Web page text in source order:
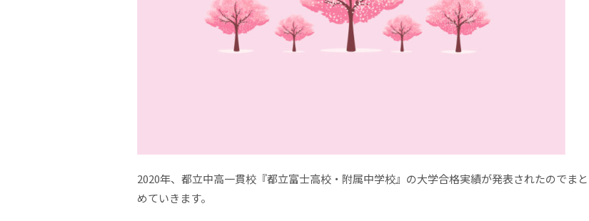
2020年、都立中高一貫校『都立富士高校・附属中学校』の大学合格実績が発表されたのでまと
めていきます。